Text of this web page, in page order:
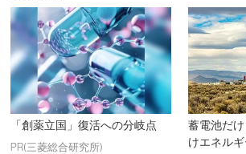
「創薬立国」復活への分岐点
PR(三菱総合研究所)
蓄電池だ
けエネル